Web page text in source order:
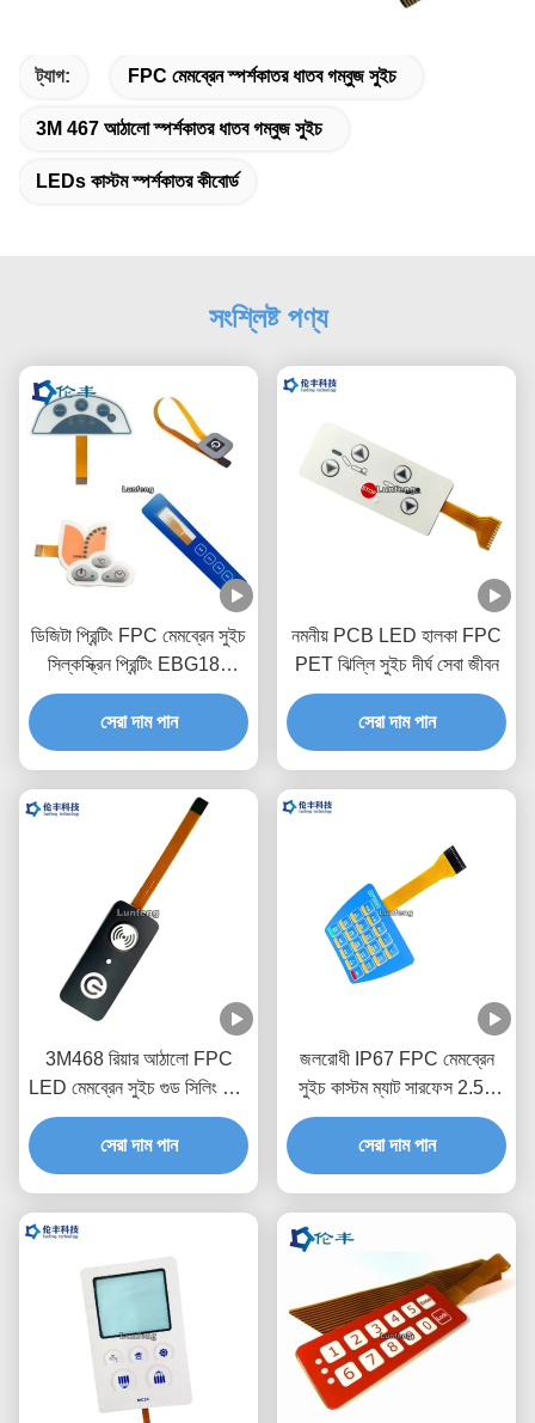
ট্যাগ: FPC মেমব্রেন স্পর্শকাতর ধাতব গম্বুজ সুইচ
3M 467 আঠালো স্পর্শকাতর ধাতব গম্বুজ সুইচ
LEDs কাস্টম স্পর্শকাতর কীবোর্ড
সংশ্লিষ্ট পণ্য
ডিজিটা প্রিন্টিং FPC মেমব্রেন সুইচ
সিল্কস্ক্রিন প্রিন্টিং EBG180
ডিজিটাল কীপ্যাড সুইচ
সেরা দাম পান
নমনীয় PCB LED হালকা FPC
PET ঝিল্লি সুইচ দীর্ঘ সেবা জীবন
সেরা দাম পান
3M468 রিয়ার আঠালো FPC
LED মেমব্রেন সুইচ গুড সিলিং 1.0
মিমি পিচ
সেরা দাম পান
জলরোধী IP67 FPC মেমব্রেন
সুইচ কাস্টম ম্যাট সারফেস 2.54
মিমি সংযোগকারী
সেরা দাম পান